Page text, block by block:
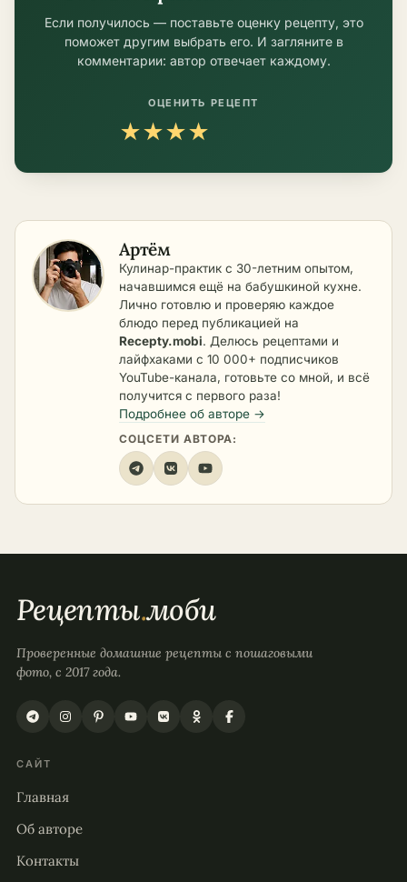
Если получилось — поставьте оценку рецепту, это
поможет другим выбрать его. И загляните в
комментарии: автор отвечает каждому.
ОЦЕНИТЬ РЕЦЕПТ
★★★★
Артём
Кулинар-практик с 30-летним опытом,
начавшимся ещё на бабушкиной кухне.
Лично готовлю и проверяю каждое
блюдо перед публикацией на
Recepty.mobi. Делюсь рецептами и
лайфхаками с 10 000+ подписчиков
YouTube-канала, готовьте со мной, и всё
получится с первого раза!
Подробнее об авторе →
СОЦСЕТИ АВТОРА:
Рецепты.моби
Проверенные домашние рецепты с пошаговыми
фото, с 2017 года.
САЙТ
Главная
Об авторе
Контакты